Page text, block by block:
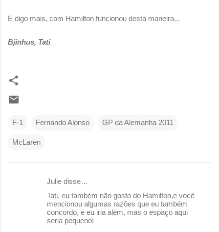
E digo mais, com Hamilton funcionou desta maneira...
Bjinhus, Tati
F-1 Fernando Alonso GP da Alemanha 2011
McLaren
Julie disse…
Tati, eu também não gosto do Hamilton,e você
mencionou algumas razões que eu também
concordo, e eu iria além, mas o espaço aqui
seria pequeno!